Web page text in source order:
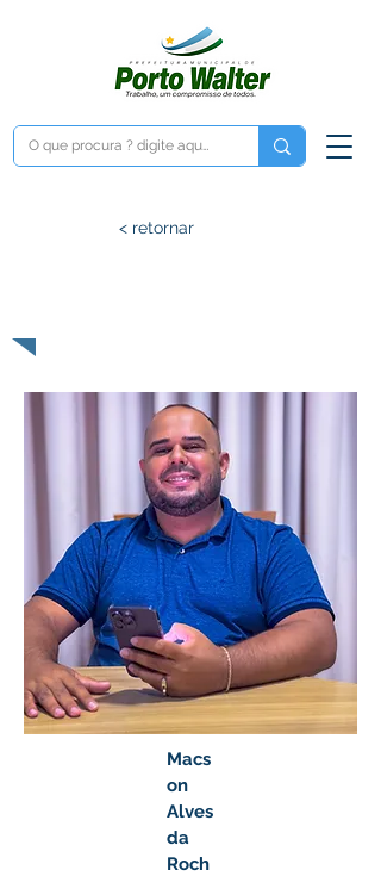
< retornar
Macs
on
Alves
da
Roch